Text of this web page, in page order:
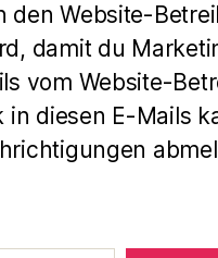
den Website-
damit du
vom Website-
in diesen E-Mails